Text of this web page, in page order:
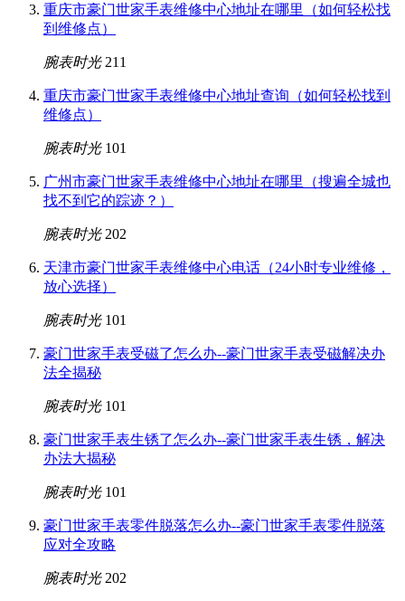
重庆市豪门世家手表维修中心地址在哪里（如何轻松找
到维修点）
腕表时光 211
重庆市豪门世家手表维修中心地址查询（如何轻松找到
维修点）
腕表时光 101
广州市豪门世家手表维修中心地址在哪里（搜遍全城也
找不到它的踪迹？）
腕表时光 202
天津市豪门世家手表维修中心电话（24小时专业维修，
放心选择）
腕表时光 101
豪门世家手表受磁了怎么办--豪门世家手表受磁解决办
法全揭秘
腕表时光 101
豪门世家手表生锈了怎么办--豪门世家手表生锈，解决
办法大揭秘
腕表时光 101
豪门世家手表零件脱落怎么办--豪门世家手表零件脱落
应对全攻略
腕表时光 202